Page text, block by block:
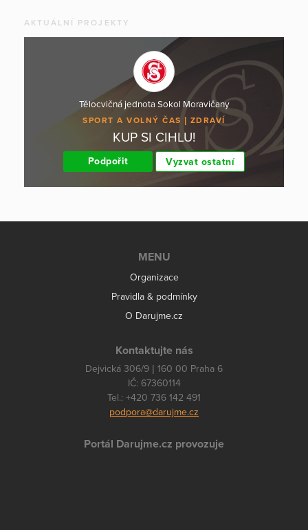
AKTUÁLNÍ PROJEKTY
Tělocvičná jednota Sokol Moravičany
SPORT A VOLNÝ ČAS ZDRAVÍ
KUP SI CIHLU!
Podpořit Vyzvat ostatní
MENU
Organizace
Pravidla & podmínky
O Darujme.cz
Kontaktujte nás
Dejvická 306/9 | 160 00 Praha 6
IČ: 67360114
Tel.: +420 736 142 491
podpora@darujme.cz
Portál Darujme.cz provozuje